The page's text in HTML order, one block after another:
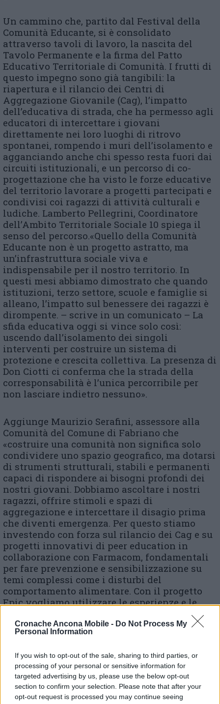
Cronache Ancona Mobile - Do Not Process My
Personal Information
If you wish to opt-out of the sale, sharing to third parties, or
processing of your personal or sensitive information for
targeted advertising by us, please use the below opt-out
section to confirm your selection. Please note that after your
opt-out request is processed you may continue seeing
Un cammino che, partito dal Festival della
Comunità Educante, si è consolidato
attraverso tavoli di lavoro, la nascita del
Tavolo Permanente e la firma del Patto
Educativo Territoriale di Comunità. I frutti di
questo impegno sono già tangibili: la
riapertura e il rilancio dei Centri di
Aggregazione Giovanile (Cag), l’impatto
dell’educativa di strada, che ha permesso agli
educatori di intercettare i giovani
direttamente nei loro luoghi di ritrovo
spontanei, rompendo i muri dell’isolamento e
agganciando anche chi spesso resta fuori dai
circuiti istituzionali, e un percorso di co-
progettazione che ha visto le forze educative
del territorio lavorare a progetti partecipati e
condivisi coi ragazzi di attività culturali e
ludiche. Lamberto Pellegrini, Coordinatore
dell’Ambito Territoriale Sociale 10 spiega il
senso del percorso.«Quello della Comunità
Educante non è un progetto astratto, ma
un’infrastruttura sociale viva e
indispensabile per il nostro territorio. In
questi mesi abbiamo dimostrato che quando
istituzioni, terzo settore, scuole e famiglie si
alleano, l’impatto sul benessere dei ragazzi è
dirompente. – scrive in un comunicato – La
sfida educativa oggi si vince solo così:
uscendo dall’isolamento dei singoli
interventi per costruire un sistema di
protezione e crescita collettiva. La presenza di
Don Ciotti ci conferma che la strada della
corresponsabilità è l’unica percorribile per
non lasciare indietro nessuno».
Aggiunge Maurizio Serafini, assessore alla
Comunità del Comune di Fabriano che
«costruire una comunità non significa solo
condividere uno spazio geografico, ma dotarsi
di strumenti strutturali, stabili e permanenti
capaci di rispondere ai bisogni profondi dei
nostri giovani. Dobbiamo ascoltare i nostri
ragazzi, offrire stimoli e spazi di
aggregazione e intercettare il disagio prima
che diventi emergenza. Per questo stiamo
investendo con forza sul rilancio dei Cag e su
progetti innovativi di peer education in
collaborazione con Farmacom, fondamentali
per fare prevenzione e sensibilizzazione su
temi complessi come i disturbi del
comportamento alimentare. Con il progetto
Epic vogliamo utilizzare le esperienze e le
proposte culturali come importanti occasione
di inclusione e socializzazione (anche nelle
frazioni) e con il progetto Ins ( Inclusione
sostenere l’importante funzione sociale
svolta dalle società sportive in in azione che
stimoli a partecipare i ragazzi che non
praticano sport. Nel contempo, vogliamo far